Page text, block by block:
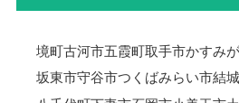
境町古河市五霞町取手市かすみ
坂東市守谷市つくばみらい市結